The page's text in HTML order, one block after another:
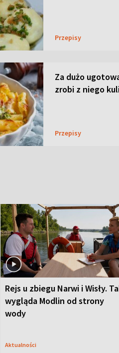
Przepisy
Za dużo
zrobi z niego
Przepisy
Rejs u zbiegu Narwi i Wisły.
wygląda Modlin od strony
wody
Aktualności